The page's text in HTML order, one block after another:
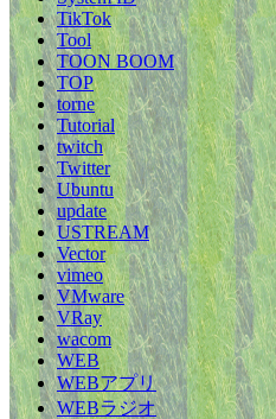
TikTok
Tool
TOON BOOM
TOP
torne
Tutorial
twitch
Twitter
Ubuntu
update
USTREAM
Vector
vimeo
VMware
VRay
wacom
WEB
WEBアプリ
WEBラジオ